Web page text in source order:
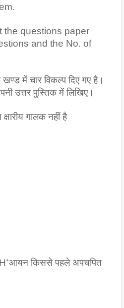
the questions paper
and the No. of
में चार विकल्प दिए गए है।
उत्तर पुस्तिक में लिखिए।
गालक नहीं है
किससे पहले अपचपित